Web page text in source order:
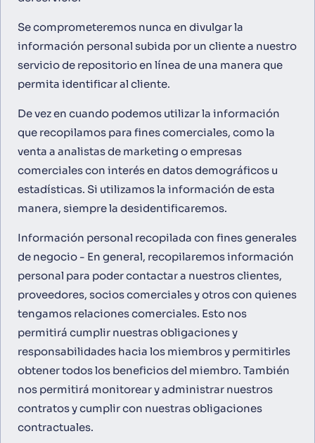
Se comprometeremos nunca en divulgar la
información personal subida por un cliente a nuestro
servicio de repositorio en línea de una manera que
permita identificar al cliente.
De vez en cuando podemos utilizar la información
que recopilamos para fines comerciales, como la
venta a analistas de marketing o empresas
comerciales con interés en datos demográficos u
estadísticas. Si utilizamos la información de esta
manera, siempre la desidentificaremos.
Información personal recopilada con fines generales
de negocio - En general, recopilaremos información
personal para poder contactar a nuestros clientes,
proveedores, socios comerciales y otros con quienes
tengamos relaciones comerciales. Esto nos
permitirá cumplir nuestras obligaciones y
responsabilidades hacia los miembros y permitirles
obtener todos los beneficios del miembro. También
nos permitirá monitorear y administrar nuestros
contratos y cumplir con nuestras obligaciones
contractuales.